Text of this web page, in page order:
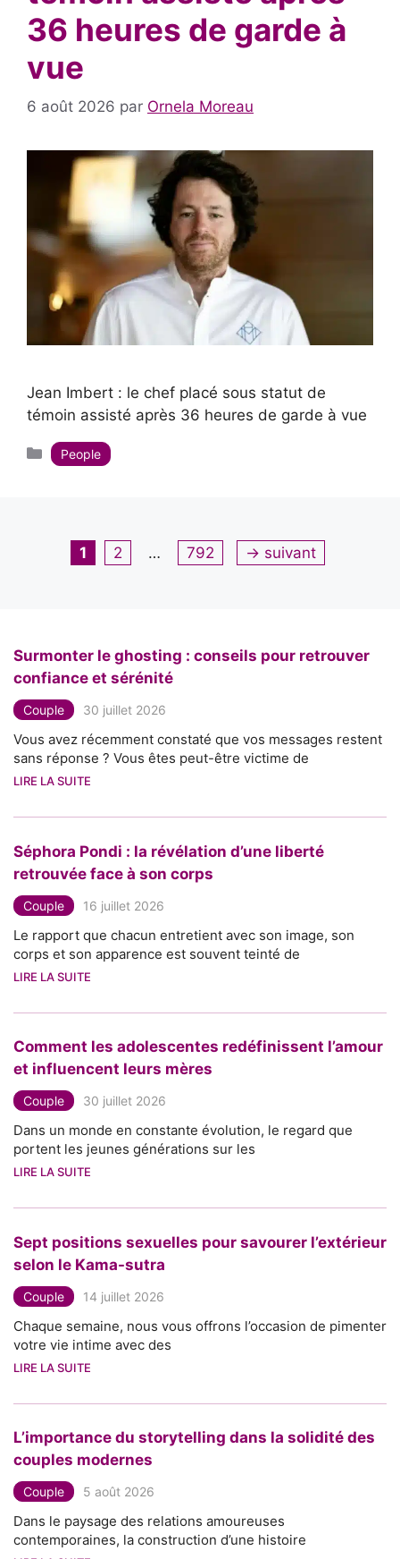
36 heures de garde à
vue
6 août 2026 par Ornela Moreau
Jean Imbert : le chef placé sous statut de
témoin assisté après 36 heures de garde à vue
Catégories
People
Page
1 Page
2 … Page
792 → suivant
Surmonter le ghosting : conseils pour retrouver
confiance et sérénité
Couple 30 juillet 2026
Vous avez récemment constaté que vos messages restent
sans réponse ? Vous êtes peut-être victime de
LIRE LA SUITE
Séphora Pondi : la révélation d’une liberté
retrouvée face à son corps
Couple 16 juillet 2026
Le rapport que chacun entretient avec son image, son
corps et son apparence est souvent teinté de
LIRE LA SUITE
Comment les adolescentes redéfinissent l’amour
et influencent leurs mères
Couple 30 juillet 2026
Dans un monde en constante évolution, le regard que
portent les jeunes générations sur les
LIRE LA SUITE
Sept positions sexuelles pour savourer l’extérieur
selon le Kama-sutra
Couple 14 juillet 2026
Chaque semaine, nous vous offrons l’occasion de pimenter
votre vie intime avec des
LIRE LA SUITE
L’importance du storytelling dans la solidité des
couples modernes
Couple 5 août 2026
Dans le paysage des relations amoureuses
contemporaines, la construction d’une histoire